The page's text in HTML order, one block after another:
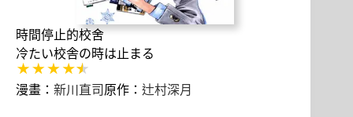
時間停止的校舍
冷たい校舎の時は止まる
漫畫： 新川直司原作： 辻村深月